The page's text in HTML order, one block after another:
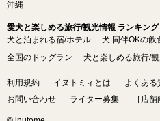
沖縄
愛犬と楽しめる旅行/観光情報 ランキング
犬と泊まれる宿/ホテル
犬 同伴OKの飲
全国のドッグラン
犬と楽しめる旅行/
利用規約 イヌトミィとは よくある
お問い合わせ
ライター募集 ［店